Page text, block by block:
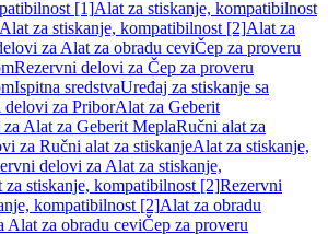
[1]Alat za stiskanje, kompatibilnost
za stiskanje, kompatibilnost [2]Alat za
za Alat za obradu ceviČep za proveru
Rezervni delovi za Čep za proveru
Ispitna sredstvaUređaj za stiskanje sa
delovi za PriborAlat za Geberit
Alat za Geberit MeplaRučni alat za
za Ručni alat za stiskanjeAlat za stiskanje,
delovi za Alat za stiskanje,
za stiskanje, kompatibilnost [2]Rezervni
kompatibilnost [2]Alat za obradu
Alat za obradu ceviČep za proveru